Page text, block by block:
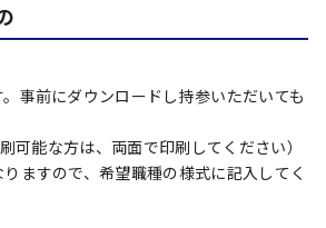
事前にダウンロードし持参いただいても
可能な方は、両面で印刷してください）
ますので、希望職種の様式に記入してく